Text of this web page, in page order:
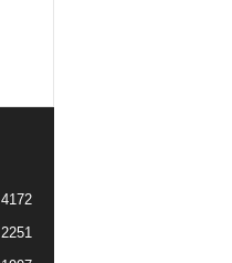
4172
2251